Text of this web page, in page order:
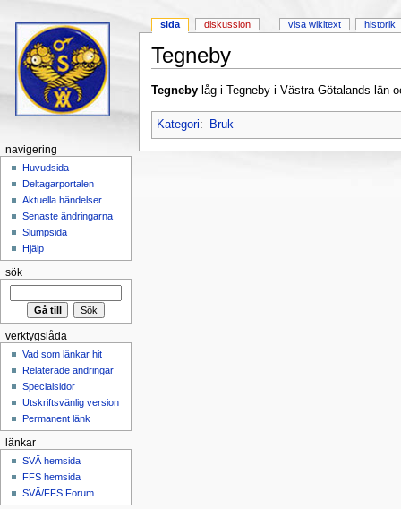
Tegneby
Tegnebylåg i Tegneby i Västra Götalands län
Kategori: Bruk
sida diskussion visa wikitext historik
navigering
Huvudsida
Deltagarportalen
Aktuella händelser
Senaste ändringarna
Slumpsida
Hjälp
sök
verktygslåda
Vad som länkar hit
Relaterade ändringar
Specialsidor
Utskriftsvänlig version
Permanent länk
länkar
SVÄ hemsida
FFS hemsida
SVÄ/FFS Forum